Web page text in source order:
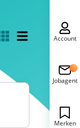
Account
Jobagent
Merken